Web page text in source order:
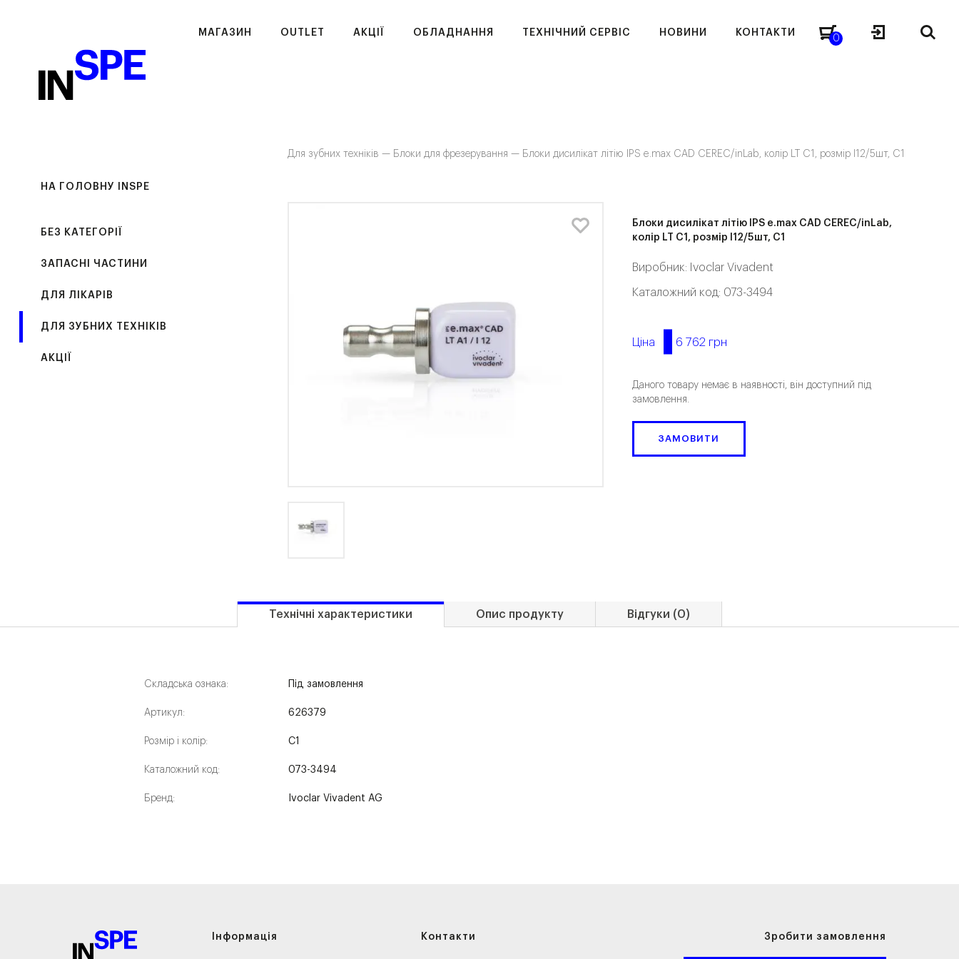
МАГАЗИН OUTLET АКЦІЇ ОБЛАДНАННЯ ТЕХНІЧНИЙ СЕРВІС НОВИНИ КОНТАКТИ
0
НА ГОЛОВНУ INSPE
БЕЗ КАТЕГОРІЇ
ЗАПАСНІ ЧАСТИНИ
ДЛЯ ЛІКАРІВ
ДЛЯ ЗУБНИХ ТЕХНІКІВ
АКЦІЇ
Для зубних техніків — Блоки для фрезерування — Блоки дисилікат літію IPS e.max CAD CEREC/inLab, колір LT C1, розмір I12/5шт, C1
Блоки дисилікат літію IPS e.max CAD CEREC/inLab,
колір LT C1, розмір I12/5шт, C1
Виробник: Ivoclar Vivadent
Каталожний код: 073-3494
Ціна 6 762 грн
Даного товару немає в наявності, він доступний під
замовлення.
ЗАМОВИТИ
Технічні характеристики Опис продукту Відгуки (0)
Складська ознака:
Артикул:
Розмір і колір:
Каталожний код:
Бренд:
Під замовлення
626379
C1
073-3494
Ivoclar Vivadent AG
Інформація Контакти Зробити замовлення